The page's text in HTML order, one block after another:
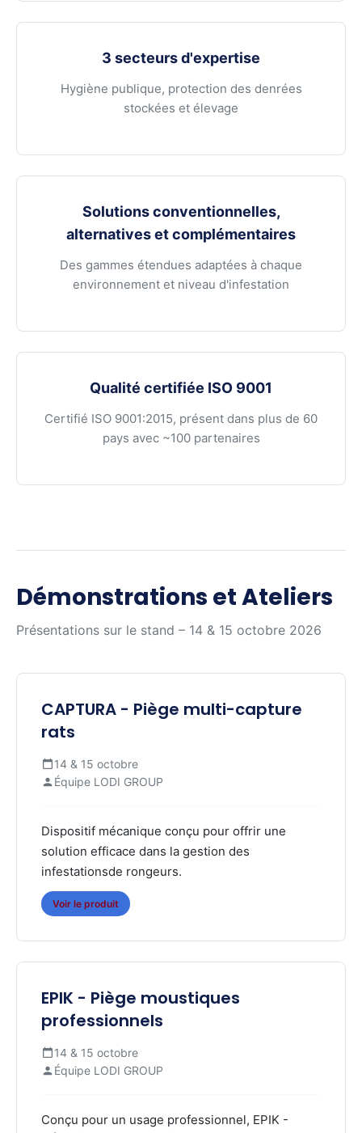
3 secteurs d'expertise
Hygiène publique, protection des denrées
stockées et élevage
Solutions conventionnelles,
alternatives et complémentaires
Des gammes étendues adaptées à chaque
environnement et niveau d'infestation
Qualité certifiée ISO 9001
Certifié ISO 9001:2015, présent dans plus de 60
pays avec ~100 partenaires
Démonstrations et Ateliers
Présentations sur le stand – 14 & 15 octobre 2026
CAPTURA - Piège multi-capture
rats
14 & 15 octobre
Équipe LODI GROUP
Dispositif mécanique conçu pour offrir une
solution efficace dans la gestion des
infestationsde rongeurs.
Voir le produit
EPIK - Piège moustiques
professionnels
14 & 15 octobre
Équipe LODI GROUP
Conçu pour un usage professionnel, EPIK -